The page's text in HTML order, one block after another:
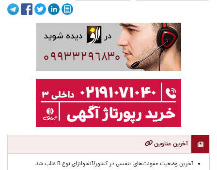
آخرین عناوین
آخرین وضعیت عفونت‌های تنفسی در کشور/آنفلوانزای نوع B غالب شد